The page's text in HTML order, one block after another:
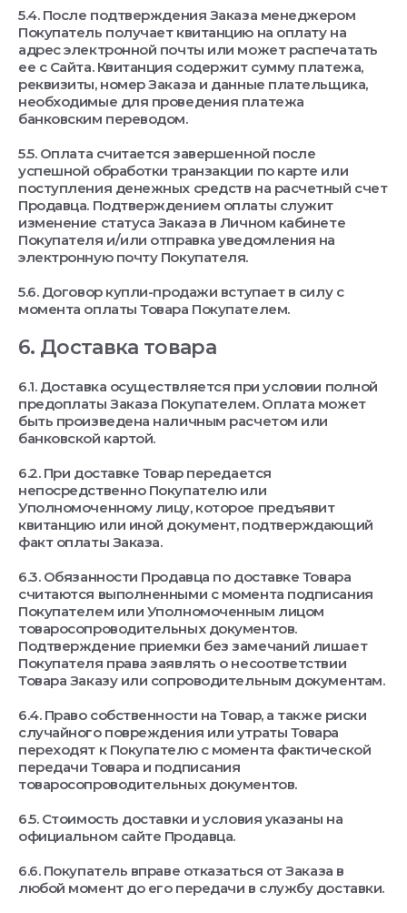
5.4. После подтверждения Заказа менеджером
Покупатель получает квитанцию на оплату на
адрес электронной почты или может распечатать
ее с Сайта. Квитанция содержит сумму платежа,
реквизиты, номер Заказа и данные плательщика,
необходимые для проведения платежа
банковским переводом.
5.5. Оплата считается завершенной после
успешной обработки транзакции по карте или
поступления денежных средств на расчетный счет
Продавца. Подтверждением оплаты служит
изменение статуса Заказа в Личном кабинете
Покупателя и/или отправка уведомления на
электронную почту Покупателя.
5.6. Договор купли-продажи вступает в силу с
момента оплаты Товара Покупателем.
6. Доставка товара
6.1. Доставка осуществляется при условии полной
предоплаты Заказа Покупателем. Оплата может
быть произведена наличным расчетом или
банковской картой.
6.2. При доставке Товар передается
непосредственно Покупателю или
Уполномоченному лицу, которое предъявит
квитанцию или иной документ, подтверждающий
факт оплаты Заказа.
6.3. Обязанности Продавца по доставке Товара
считаются выполненными с момента подписания
Покупателем или Уполномоченным лицом
товаросопроводительных документов.
Подтверждение приемки без замечаний лишает
Покупателя права заявлять о несоответствии
Товара Заказу или сопроводительным документам.
6.4. Право собственности на Товар, а также риски
случайного повреждения или утраты Товара
переходят к Покупателю с момента фактической
передачи Товара и подписания
товаросопроводительных документов.
6.5. Стоимость доставки и условия указаны на
официальном сайте Продавца.
6.6. Покупатель вправе отказаться от Заказа в
любой момент до его передачи в службу доставки.